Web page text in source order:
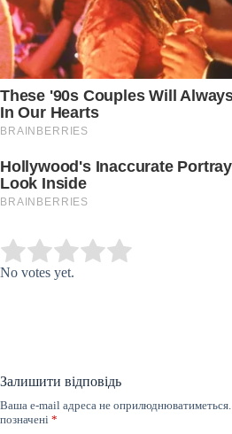
Rate this item:
No votes yet.
Залишити відповідь
Ваша e-mail адреса не оприлюднюватиметься.
позначені *